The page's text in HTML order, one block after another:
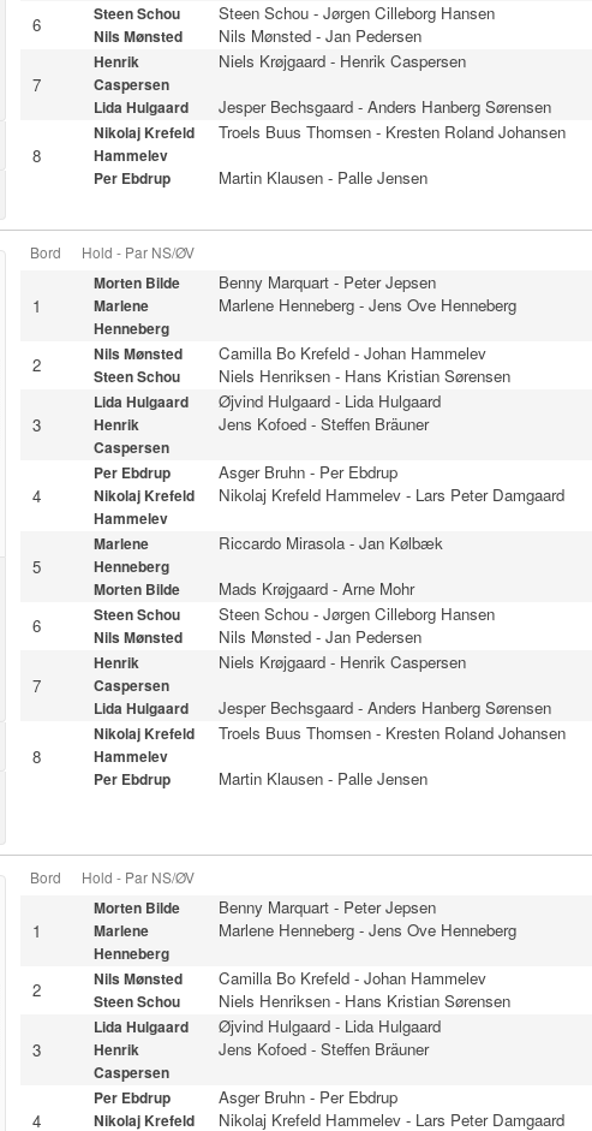
6 Steen Schou Steen Schou- Jørgen Cilleborg Hansen
Nils Mønsted Nils Mønsted- Jan Pedersen
7
Henrik
Caspersen
Niels Krøjgaard- Henrik Caspersen
Lida Hulgaard Jesper Bechsgaard- Anders Hanberg Sørensen
8
Nikolaj Krefeld
Hammelev
Troels Buus Thomsen- Kresten Roland Johansen
Per Ebdrup Martin Klausen- Palle Jensen
Bord Hold - Par NS/ØV
1
Morten Bilde Benny Marquart- Peter Jepsen
Marlene
Henneberg
Marlene Henneberg- Jens Ove Henneberg
2 Nils Mønsted Camilla Bo Krefeld- Johan Hammelev
Steen Schou Niels Henriksen- Hans Kristian Sørensen
3
Lida Hulgaard Øjvind Hulgaard- Lida Hulgaard
Henrik
Caspersen
Jens Kofoed- Steffen Bräuner
4
Per Ebdrup Asger Bruhn- Per Ebdrup
Nikolaj Krefeld
Hammelev
Nikolaj Krefeld Hammelev- Lars Peter Damgaard
5
Marlene
Henneberg
Riccardo Mirasola- Jan Kølbæk
Morten Bilde Mads Krøjgaard- Arne Mohr
6 Steen Schou Steen Schou- Jørgen Cilleborg Hansen
Nils Mønsted Nils Mønsted- Jan Pedersen
7
Henrik
Caspersen
Niels Krøjgaard- Henrik Caspersen
Lida Hulgaard Jesper Bechsgaard- Anders Hanberg Sørensen
8
Nikolaj Krefeld
Hammelev
Troels Buus Thomsen- Kresten Roland Johansen
Per Ebdrup Martin Klausen- Palle Jensen
Bord Hold - Par NS/ØV
1
Morten Bilde Benny Marquart- Peter Jepsen
Marlene
Henneberg
Marlene Henneberg- Jens Ove Henneberg
2 Nils Mønsted Camilla Bo Krefeld- Johan Hammelev
Steen Schou Niels Henriksen- Hans Kristian Sørensen
3
Lida Hulgaard Øjvind Hulgaard- Lida Hulgaard
Henrik
Caspersen
Jens Kofoed- Steffen Bräuner
4
Per Ebdrup Asger Bruhn- Per Ebdrup
Nikolaj Krefeld
Nikolaj Krefeld Hammelev- Lars Peter Damgaard